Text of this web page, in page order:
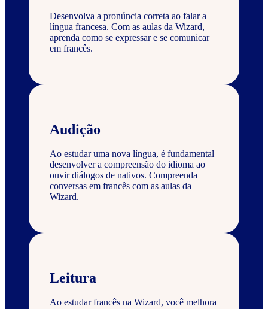
Desenvolva a pronúncia correta ao falar a
língua francesa. Com as aulas da Wizard,
aprenda como se expressar e se comunicar
em francês.
Audição
Ao estudar uma nova língua, é fundamental
desenvolver a compreensão do idioma ao
ouvir diálogos de nativos. Compreenda
conversas em francês com as aulas da
Wizard.
Leitura
Ao estudar francês na Wizard, você melhora